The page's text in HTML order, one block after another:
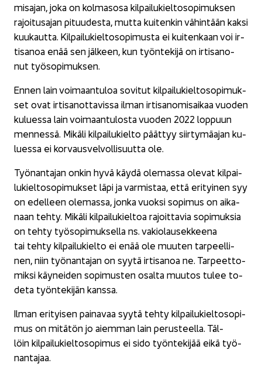
mi­sa­jan, joka on kol­mas­osa kil­pai­lu­kiel­to­so­pi­muk­sen
ra­joi­tusa­jan pi­tuu­des­ta, mutta kui­ten­kin vä­hin­tään kaksi
kuu­kaut­ta. Kil­pai­lu­kiel­to­so­pi­mus­ta ei kui­ten­kaan voi ir­
ti­sa­noa enää sen jäl­keen, kun työn­te­ki­jä on ir­ti­sa­no­
nut työ­so­pi­muk­sen.
Ennen lain voi­maan­tu­loa so­vi­tut kil­pai­lu­kiel­to­so­pi­muk­
set ovat ir­ti­sa­not­ta­vis­sa ilman ir­ti­sa­no­mi­sai­kaa vuo­den
ku­lues­sa lain voi­maan­tu­los­ta vuo­den 2022 lop­puun
men­nes­sä. Mi­kä­li kil­pai­lu­kiel­to päät­tyy siir­ty­mä­ajan ku­
lues­sa ei kor­vaus­vel­vol­li­suut­ta ole.
Työ­nan­ta­jan onkin hyvä käydä ole­mas­sa ole­vat kil­pai­
lu­kiel­to­so­pi­muk­set läpi ja var­mis­taa, että eri­tyi­nen syy
on edel­leen ole­mas­sa, jonka vuok­si so­pi­mus on ai­ka­
naan tehty. Mi­kä­li kil­pai­lu­kiel­toa ra­joit­ta­via so­pi­muk­sia
on tehty työ­so­pi­muk­sel­la ns. va­kio­lausek­kee­na
tai tehty kil­pai­lu­kiel­to ei enää ole muu­ten tar­peel­li­
nen, niin työ­nan­ta­jan on syytä ir­ti­sa­noa ne. Tar­peet­to­
mik­si käy­nei­den so­pi­mus­ten osal­ta muu­tos tulee to­
de­ta työn­te­ki­jän kans­sa.
Ilman eri­tyi­sen pai­na­vaa syytä tehty kil­pai­lu­kiel­to­so­pi­
mus on mi­tä­tön jo ai­em­man lain pe­rus­teel­la. Täl­
löin kil­pai­lu­kiel­to­so­pi­mus ei sido työn­te­ki­jää eikä työ­
nan­ta­jaa.